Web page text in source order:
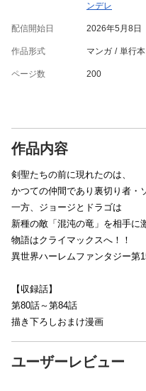
ンデレ
配信開始日 2026年5月8日
作品形式 マンガ 単行本
ページ数 200
作品内容
剣聖たちの前に現れたのは、
かつての仲間であり裏切り者・
一方、ジョージとドラゴは
新種の敵「混沌の竜」を相手
物語はクライマックスへ！！
異世界ハーレムファンタジー第
【収録話】
第80話～第84話
描き下ろしおまけ漫画
ユーザーレビュー